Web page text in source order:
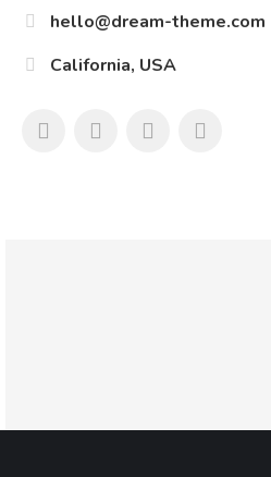
hello@dream-theme.com
California, USA